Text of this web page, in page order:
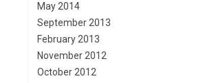
May 2014
September 2013
February 2013
November 2012
October 2012